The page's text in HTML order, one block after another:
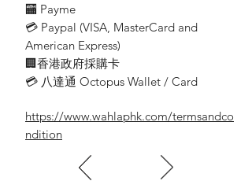
🏧 Payme
💳 Paypal (VISA​, MasterCard and
American Express)
🏢香港政府採購卡
💳 八達通 Octopus Wallet / Card
https://www.wahlaphk.com/termsandco
ndition